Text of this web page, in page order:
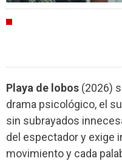
Playa de lobos (2026)
drama psicológico, el
sin subrayados
del espectador y exige
movimiento y cada